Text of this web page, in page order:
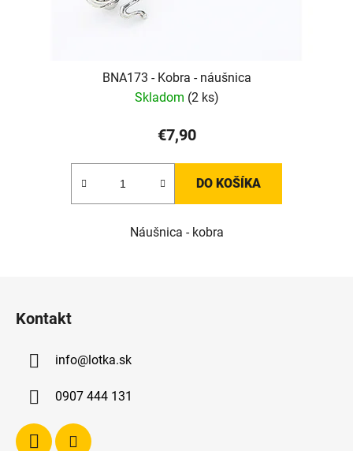
BNA173 - Kobra - náušnica
Skladom (2 ks)
€7,90
DO KOŠÍKA
Náušnica - kobra
Kontakt
info@lotka.sk
0907 444 131